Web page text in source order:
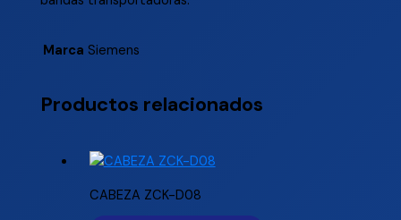
Marca Siemens
Productos relacionados
CABEZA ZCK-D08